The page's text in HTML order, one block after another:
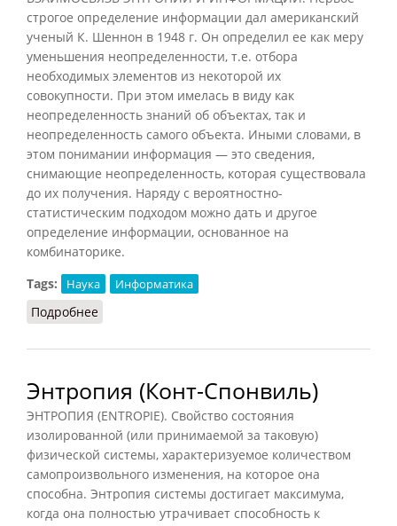
строгое определение информации дал американский
ученый К. Шеннон в 1948 г. Он определил ее как меру
уменьшения неопределенности, т.е. отбора
необходимых элементов из некоторой их
совокупности. При этом имелась в виду как
неопределенность знаний об объектах, так и
неопределенность самого объекта. Иными словами, в
этом понимании информация — это сведения,
снимающие неопределенность, которая существовала
до их получения. Наряду с вероятностно-
статистическим подходом можно дать и другое
определение информации, основанное на
комбинаторике.
Tags:
Наука Информатика
Подробнее
Энтропия (Конт-Спонвиль)
ЭНТРОПИЯ (ENTROPIE). Свойство состояния
изолированной (или принимаемой за таковую)
физической системы, характеризуемое количеством
самопроизвольного изменения, на которое она
способна. Энтропия системы достигает максимума,
когда она полностью утрачивает способность к